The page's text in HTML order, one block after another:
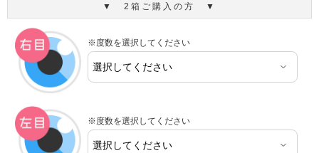
▼ 2箱ご購入の方 ▼
※度数を選択してください
※度数を選択してください